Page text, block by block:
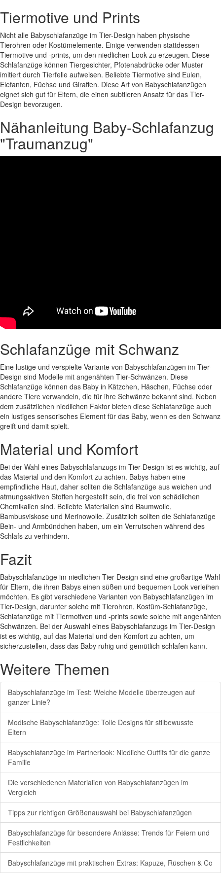
Tiermotive und Prints
Nicht alle Babyschlafanzüge im Tier-Design haben physische
Tierohren oder Kostümelemente. Einige verwenden stattdessen
Tiermotive und -prints, um den niedlichen Look zu erzeugen. Diese
Schlafanzüge können Tiergesichter, Pfotenabdrücke oder Muster
imitiert durch Tierfelle aufweisen. Beliebte Tiermotive sind Eulen,
Elefanten, Füchse und Giraffen. Diese Art von Babyschlafanzügen
eignet sich gut für Eltern, die einen subtileren Ansatz für das Tier-
Design bevorzugen.
Nähanleitung Baby-Schlafanzug
"Traumanzug"
Schlafanzüge mit Schwanz
Eine lustige und verspielte Variante von Babyschlafanzügen im Tier-
Design sind Modelle mit angenähten Tier-Schwänzen. Diese
Schlafanzüge können das Baby in Kätzchen, Häschen, Füchse oder
andere Tiere verwandeln, die für ihre Schwänze bekannt sind. Neben
dem zusätzlichen niedlichen Faktor bieten diese Schlafanzüge auch
ein lustiges sensorisches Element für das Baby, wenn es den Schwanz
greift und damit spielt.
Material und Komfort
Bei der Wahl eines Babyschlafanzugs im Tier-Design ist es wichtig, auf
das Material und den Komfort zu achten. Babys haben eine
empfindliche Haut, daher sollten die Schlafanzüge aus weichen und
atmungsaktiven Stoffen hergestellt sein, die frei von schädlichen
Chemikalien sind. Beliebte Materialien sind Baumwolle,
Bambusviskose und Merinowolle. Zusätzlich sollten die Schlafanzüge
Bein- und Armbündchen haben, um ein Verrutschen während des
Schlafs zu verhindern.
Fazit
Babyschlafanzüge im niedlichen Tier-Design sind eine großartige Wahl
für Eltern, die ihren Babys einen süßen und bequemen Look verleihen
möchten. Es gibt verschiedene Varianten von Babyschlafanzügen im
Tier-Design, darunter solche mit Tierohren, Kostüm-Schlafanzüge,
Schlafanzüge mit Tiermotiven und -prints sowie solche mit angenähten
Schwänzen. Bei der Auswahl eines Babyschlafanzugs im Tier-Design
ist es wichtig, auf das Material und den Komfort zu achten, um
sicherzustellen, dass das Baby ruhig und gemütlich schlafen kann.
Weitere Themen
Babyschlafanzüge im Test: Welche Modelle überzeugen auf
ganzer Linie?
Modische Babyschlafanzüge: Tolle Designs für stilbewusste
Eltern
Babyschlafanzüge im Partnerlook: Niedliche Outfits für die ganze
Familie
Die verschiedenen Materialien von Babyschlafanzügen im
Vergleich
Tipps zur richtigen Größenauswahl bei Babyschlafanzügen
Babyschlafanzüge für besondere Anlässe: Trends für Feiern und
Festlichkeiten
Babyschlafanzüge mit praktischen Extras: Kapuze, Rüschen & Co